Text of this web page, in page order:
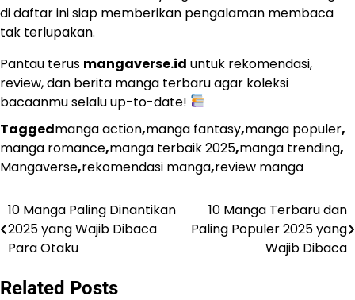
di daftar ini siap memberikan pengalaman membaca
tak terlupakan.
Pantau terus mangaverse.id untuk rekomendasi,
review, dan berita manga terbaru agar koleksi
bacaanmu selalu up-to-date!
Taggedmanga action,manga fantasy,manga populer,
manga romance,manga terbaik 2025,manga trending,
Mangaverse,rekomendasi manga,review manga
Navigasi
pos
10 Manga Paling Dinantikan
2025 yang Wajib Dibaca
Para Otaku
10 Manga Terbaru dan
Paling Populer 2025 yang
Wajib Dibaca
Related Posts